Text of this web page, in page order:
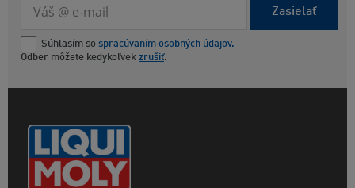
Zasielať
Súhlasím so spracúvaním osobných údajov.
Odber môžete kedykoľvek zrušiť.